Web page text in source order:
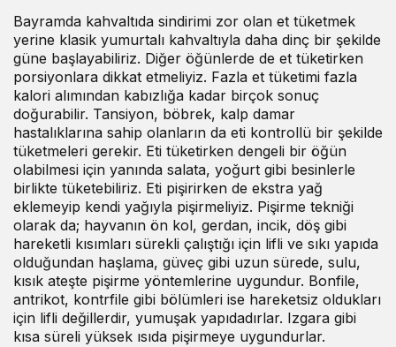
Bayramda kahvaltıda sindirimi zor olan et tüketmek
yerine klasik yumurtalı kahvaltıyla daha dinç bir şekilde
güne başlayabiliriz. Diğer öğünlerde de et tüketirken
porsiyonlara dikkat etmeliyiz. Fazla et tüketimi fazla
kalori alımından kabızlığa kadar birçok sonuç
doğurabilir. Tansiyon, böbrek, kalp damar
hastalıklarına sahip olanların da eti kontrollü bir şekilde
tüketmeleri gerekir. Eti tüketirken dengeli bir öğün
olabilmesi için yanında salata, yoğurt gibi besinlerle
birlikte tüketebiliriz. Eti pişirirken de ekstra yağ
eklemeyip kendi yağıyla pişirmeliyiz. Pişirme tekniği
olarak da; hayvanın ön kol, gerdan, incik, döş gibi
hareketli kısımları sürekli çalıştığı için lifli ve sıkı yapıda
olduğundan haşlama, güveç gibi uzun sürede, sulu,
kısık ateşte pişirme yöntemlerine uygundur. Bonfile,
antrikot, kontrfile gibi bölümleri ise hareketsiz oldukları
için lifli değillerdir, yumuşak yapıdadırlar. Izgara gibi
kısa süreli yüksek ısıda pişirmeye uygundurlar.